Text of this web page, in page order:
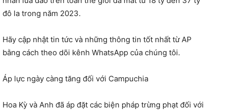
đô la trong năm 2023.
Hãy cập nhật tin tức và những thông tin tốt nhất từ ​​AP
bằng cách theo dõi kênh WhatsApp của chúng tôi.
Áp lực ngày càng tăng đối với Campuchia
Hoa Kỳ và Anh đã áp đặt các biện pháp trừng phạt đối với